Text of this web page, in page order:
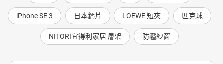
iPhone SE 3 日本鈣片 LOEWE 短夾 匹克球
NITORI宜得利家居 層架 防霾紗窗